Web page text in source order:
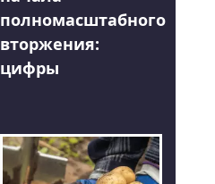
полномасштабного
вторжения:
цифры